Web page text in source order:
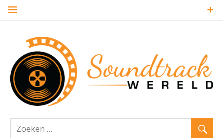
Naar
springen